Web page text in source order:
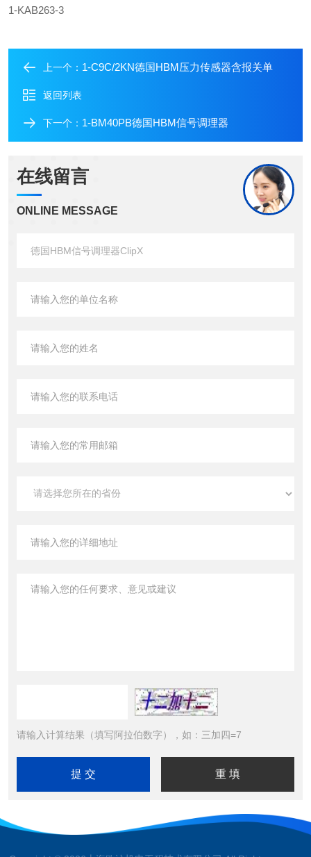
1-KAB263-3
上一个： 1-C9C/2KN德国HBM压力传感器含报关单
返回列表
下一个： 1-BM40PB德国HBM信号调理器
在线留言
ONLINE MESSAGE
请输入计算结果（填写阿拉伯数字），如：三加四=7